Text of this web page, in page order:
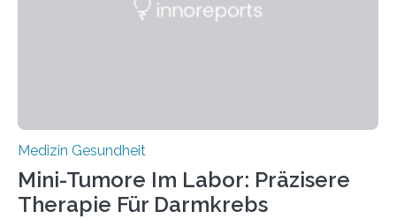
Medizin Gesundheit
Mini-Tumore Im Labor: Präzisere
Therapie Für Darmkrebs